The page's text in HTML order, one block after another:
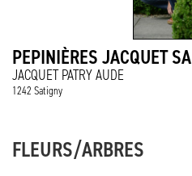
PEPINIÈRES JACQUET SA
JACQUET PATRY AUDE
1242 Satigny
FLEURS/ARBRES